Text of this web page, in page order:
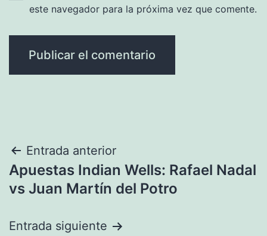
este navegador para la próxima vez que comente.
Navegación
de
Entrada anterior
Apuestas Indian Wells: Rafael Nadal
vs Juan Martín del Potro
Entrada siguiente